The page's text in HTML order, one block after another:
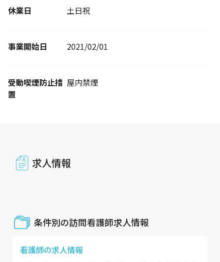
休業日 土日祝
事業開始日 2021/02/01
受動喫煙防止措
置
屋内禁煙
求人情報
条件別の訪問看護師求人情報
看護師の求人情報